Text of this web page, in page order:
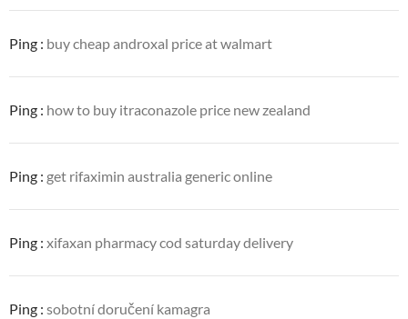
Ping : buy cheap androxal price at walmart
Ping : how to buy itraconazole price new zealand
Ping : get rifaximin australia generic online
Ping : xifaxan pharmacy cod saturday delivery
Ping : sobotní doručení kamagra